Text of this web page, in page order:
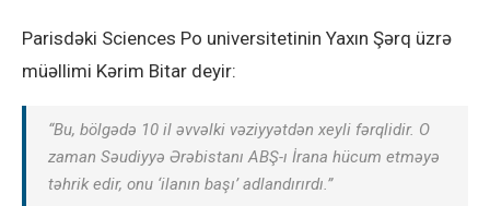
Parisdəki Sciences Po universitetinin Yaxın Şərq üzrə
müəllimi Kərim Bitar deyir:
“Bu, bölgədə 10 il əvvəlki vəziyyətdən xeyli fərqlidir. O
zaman Səudiyyə Ərəbistanı ABŞ-ı İrana hücum etməyə
təhrik edir, onu ‘ilanın başı’ adlandırırdı.”